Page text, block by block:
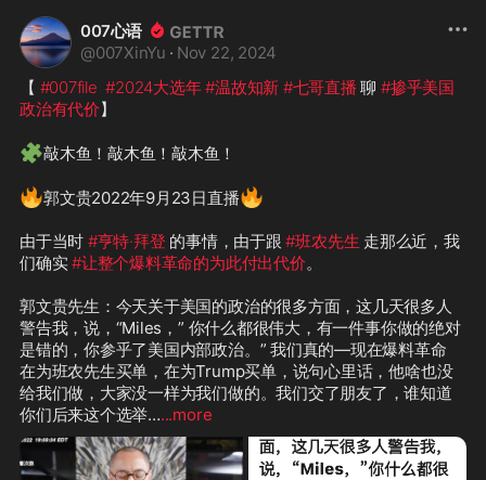
007心语
@007XinYu · Nov 22, 2024
【 #007file #2024大选年#温故知新 #七哥直播 聊 #掺乎美国
政治有代价】
🧩敲木鱼！敲木鱼！敲木鱼！
🔥郭文贵2022年9月23日直播🔥
由于当时 #亨特·拜登 的事情，由于跟 #班农先生 走那么近，我
们确实 #让整个爆料革命的为此付出代价。
郭文贵先生：今天关于美国的政治的很多方面，这几天很多人
警告我，说，“Miles，” 你什么都很伟大，有一件事你做的绝对
是错的，你参乎了美国内部政治。” 我们真的—现在爆料革命
在为班农先生买单，在为Trump买单，说句心里话，他啥也没
给我们做，大家没一样为我们做的。我们交了朋友了，谁知道
你们后来这个选举…...more